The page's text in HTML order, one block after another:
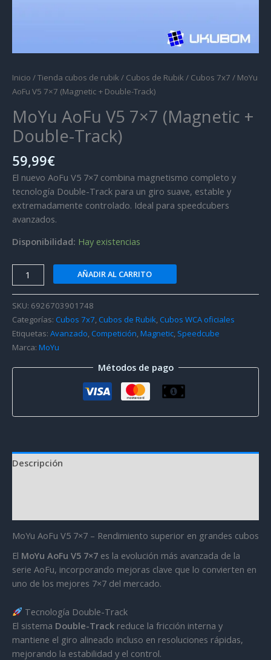
Inicio /Tienda cubos de rubik/ Cubos de Rubik/ Cubos 7x7 / MoYu
AoFu V5 7×7 (Magnetic + Double-Track)
MoYu AoFu V5 7×7 (Magnetic +
Double-Track)
59,99€
El nuevo AoFu V5 7×7 combina magnetismo completo y
tecnología Double-Track para un giro suave, estable y
extremadamente controlado. Ideal para speedcubers
avanzados.
Disponibilidad: Hay existencias
MoYu
AoFu
V5
7x7
(Magnetic
+
Double-
Track)
AÑADIR AL CARRITO
SKU: 6926703901748
Categorías: Cubos 7x7,Cubos de Rubik,Cubos WCA oficiales
Etiquetas: Avanzado,Competición,Magnetic, Speedcube
Marca: MoYu
Métodos de pago
Descripción
MoYu AoFu V5 7×7 – Rendimiento superior en grandes cubos
El MoYu AoFu V5 7×7 es la evolución más avanzada de la
serie AoFu, incorporando mejoras clave que lo convierten en
uno de los mejores 7×7 del mercado.
Tecnología Double-Track
El sistema Double-Track reduce la fricción interna y
mantiene el giro alineado incluso en resoluciones rápidas,
mejorando la estabilidad y el control.